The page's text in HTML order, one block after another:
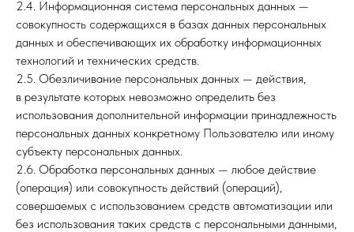
2.4. Информационная система персональных данных —
совокупность содержащихся в базах данных персональных
данных и обеспечивающих их обработку информационных
технологий и технических средств.
2.5. Обезличивание персональных данных — действия,
в результате которых невозможно определить без
использования дополнительной информации принадлежность
персональных данных конкретному Пользователю или иному
субъекту персональных данных.
2.6. Обработка персональных данных — любое действие
(операция) или совокупность действий (операций),
совершаемых с использованием средств автоматизации или
без использования таких средств с персональными данными,